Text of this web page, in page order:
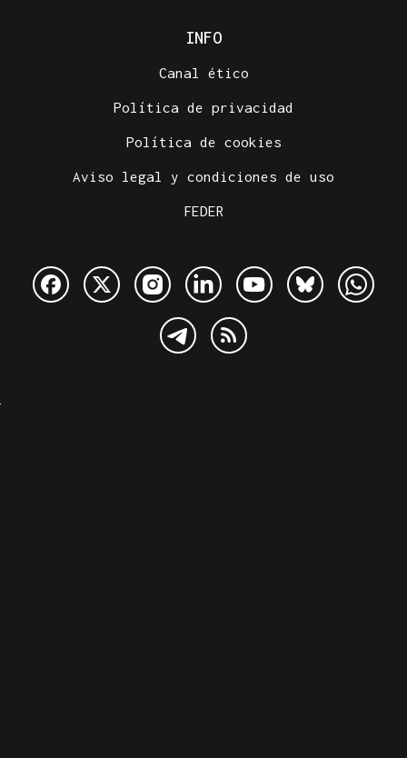
INFO
Canal ético
Política de privacidad
Política de cookies
Aviso legal y condiciones de uso
FEDER